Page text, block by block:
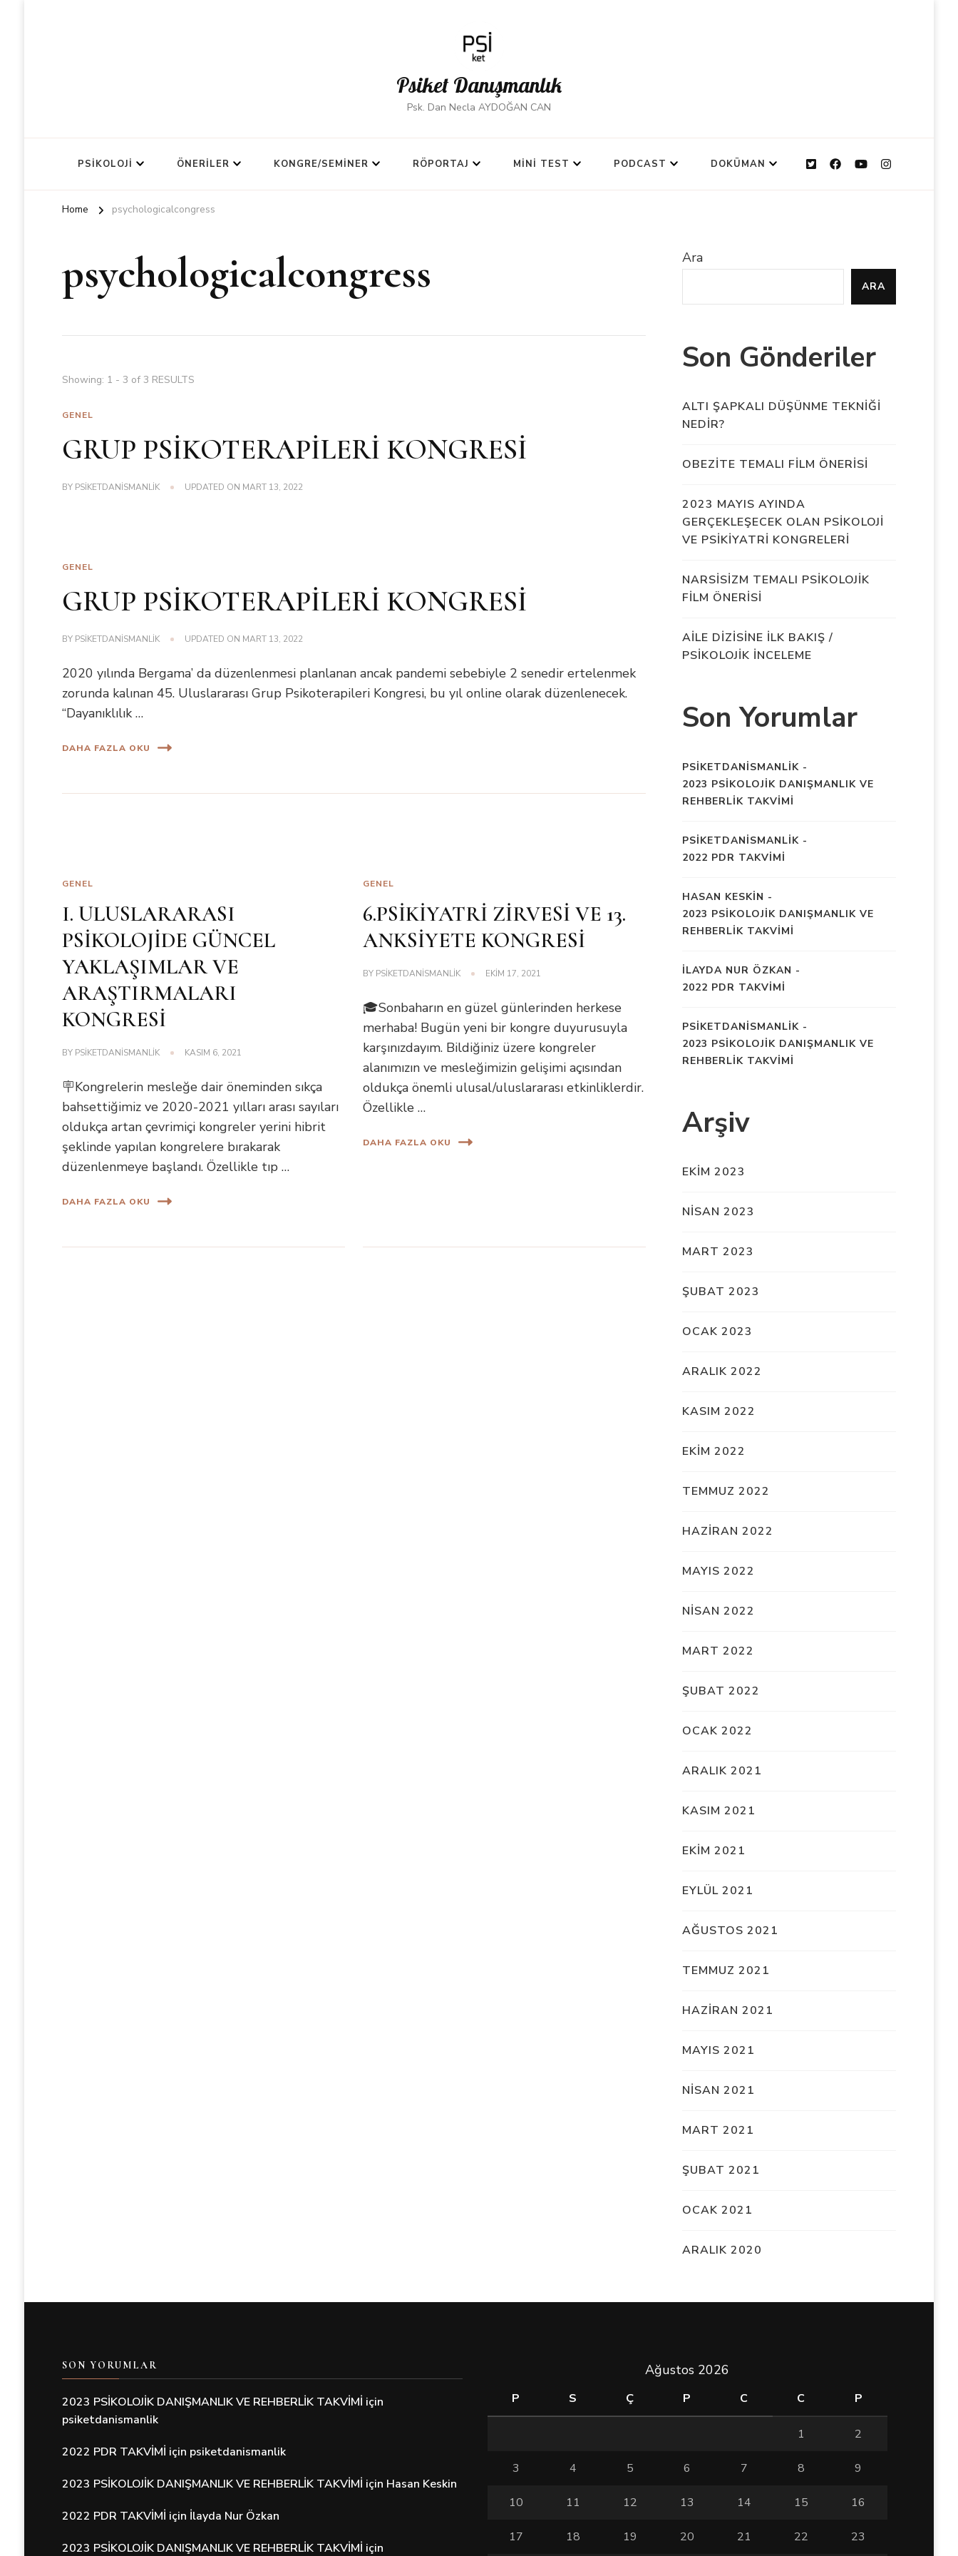
Psiket Danışmanlık
Psk. Dan Necla AYDOĞAN CAN
PSIKOLOJI ÖNERILER KONGRE/SEMINER RÖPORTAJ MINI TEST PODCAST DOKÜMAN
Home psychologicalcongress
psychologicalcongress
Showing: 1 - 3 of 3 RESULTS
GENEL
GRUP PSİKOTERAPİLERİ KONGRESİ
BY PSIKETDANISMANLIK UPDATED ON MART 13, 2022
GENEL
GRUP PSİKOTERAPİLERİ KONGRESİ
BY PSIKETDANISMANLIK UPDATED ON MART 13, 2022
2020 yılında Bergama’ da düzenlenmesi planlanan ancak pandemi sebebiyle 2 senedir ertelenmek
zorunda kalınan 45. Uluslararası Grup Psikoterapileri Kongresi, bu yıl online olarak düzenlenecek.
“Dayanıklılık …
DAHA FAZLA OKU
GENEL
I. ULUSLARARASI
PSİKOLOJİDE GÜNCEL
YAKLAŞIMLAR VE
ARAŞTIRMALARI
KONGRESİ
BY PSIKETDANISMANLIK KASIM 6, 2021
🪧Kongrelerin mesleğe dair öneminden sıkça
bahsettiğimiz ve 2020-2021 yılları arası sayıları
oldukça artan çevrimiçi kongreler yerini hibrit
şeklinde yapılan kongrelere bırakarak
düzenlenmeye başlandı. Özellikle tıp …
DAHA FAZLA OKU
GENEL
6.PSİKİYATRİ ZİRVESİ VE 13.
ANKSİYETE KONGRESİ
BY PSIKETDANISMANLIK EKIM 17, 2021
🎓Sonbaharın en güzel günlerinden herkese
merhaba! Bugün yeni bir kongre duyurusuyla
karşınızdayım. Bildiğiniz üzere kongreler
alanımızın ve mesleğimizin gelişimi açısından
oldukça önemli ulusal/uluslararası etkinliklerdir.
Özellikle …
DAHA FAZLA OKU
Ara
ARA
Son Gönderiler
ALTI ŞAPKALI DÜŞÜNME TEKNİĞİ
NEDİR?
OBEZİTE TEMALI FİLM ÖNERİSİ
2023 MAYIS AYINDA
GERÇEKLEŞECEK OLAN PSİKOLOJİ
VE PSİKİYATRİ KONGRELERİ
NARSİSİZM TEMALI PSİKOLOJİK
FİLM ÖNERİSİ
AİLE DİZİSİNE İLK BAKIŞ /
PSİKOLOJİK İNCELEME
Son Yorumlar
PSIKETDANISMANLIK-
2023 PSİKOLOJİK DANIŞMANLIK VE
REHBERLİK TAKVİMİ
PSIKETDANISMANLIK-
2022 PDR TAKVİMİ
HASAN KESKIN -
2023 PSİKOLOJİK DANIŞMANLIK VE
REHBERLİK TAKVİMİ
İLAYDA NUR ÖZKAN -
2022 PDR TAKVİMİ
PSIKETDANISMANLIK-
2023 PSİKOLOJİK DANIŞMANLIK VE
REHBERLİK TAKVİMİ
Arşiv
EKIM 2023
NISAN 2023
MART 2023
ŞUBAT 2023
OCAK 2023
ARALIK 2022
KASIM 2022
EKIM 2022
TEMMUZ 2022
HAZIRAN 2022
MAYIS 2022
NISAN 2022
MART 2022
ŞUBAT 2022
OCAK 2022
ARALIK 2021
KASIM 2021
EKIM 2021
EYLÜL 2021
AĞUSTOS 2021
TEMMUZ 2021
HAZIRAN 2021
MAYIS 2021
NISAN 2021
MART 2021
ŞUBAT 2021
OCAK 2021
ARALIK 2020
SON YORUMLAR
2023 PSİKOLOJİK DANIŞMANLIK VE REHBERLİK TAKVİMİ için
psiketdanismanlik
2022 PDR TAKVİMİ için psiketdanismanlik
2023 PSİKOLOJİK DANIŞMANLIK VE REHBERLİK TAKVİMİ için Hasan Keskin
2022 PDR TAKVİMİ için İlayda Nur Özkan
2023 PSİKOLOJİK DANIŞMANLIK VE REHBERLİK TAKVİMİ için
Ağustos 2026
P S Ç P C C P
1 2
3 4 5 6 7 8 9
10 11 12 13 14 15 16
17 18 19 20 21 22 23